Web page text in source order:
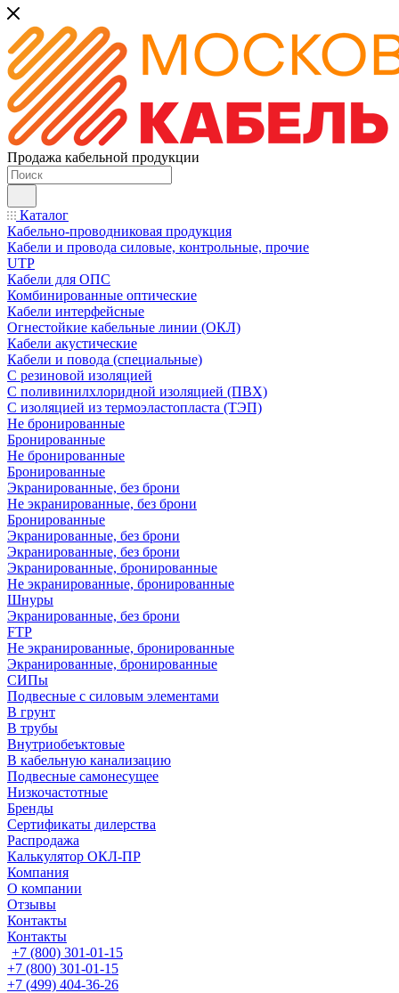
Продажа кабельной продукции
Каталог
Кабельно-проводниковая продукция
Кабели и провода силовые, контрольные, прочие
UTP
Кабели для ОПС
Комбинированные оптические
Кабели интерфейсные
Огнестойкие кабельные линии (ОКЛ)
Кабели акустические
Кабели и повода (специальные)
С резиновой изоляцией
С поливинилхлоридной изоляцией (ПВХ)
С изоляцией из термоэластопласта (ТЭП)
Не бронированные
Бронированные
Не бронированные
Бронированные
Экранированные, без брони
Не экранированные, без брони
Бронированные
Экранированные, без брони
Экранированные, без брони
Экранированные, бронированные
Не экранированные, бронированные
Шнуры
Экранированные, без брони
FTP
Не экранированные, бронированные
Экранированные, бронированные
СИПы
Подвесные с силовым элементами
В грунт
В трубы
Внутриобеъктовые
В кабельную канализацию
Подвесные самонесущее
Низкочастотные
Бренды
Сертификаты дилерства
Распродажа
Калькулятор ОКЛ-ПР
Компания
О компании
Отзывы
Контакты
Контакты
+7 (800) 301-01-15
+7 (800) 301-01-15
+7 (499) 404-36-26